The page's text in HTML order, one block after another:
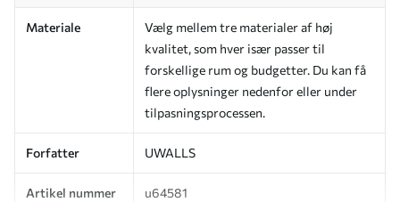
Materiale
Vælg mellem tre materialer af høj
kvalitet, som hver især passer til
forskellige rum og budgetter. Du kan få
flere oplysninger nedenfor eller under
tilpasningsprocessen.
Forfatter UWALLS
Artikel nummer u64581